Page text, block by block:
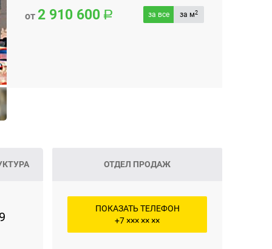
от 2 910 600 за все за м2
ОТДЕЛ ПРОДАЖ
ПОКАЗАТЬ ТЕЛЕФОН
+7 ××× ×× ××